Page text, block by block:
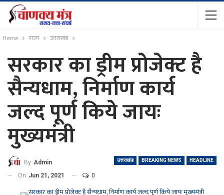
Home राज्य उत्तराखंड
सरकार का ड्रीम प्रोजेक्ट है
सैन्यधाम, निर्माण कार्य
जल्द पूर्ण किये जायः
मुख्यमंत्री
उत्तराखंड BREAKING NEWS HEADLINE
By Admin
On Jun 21, 2021 0